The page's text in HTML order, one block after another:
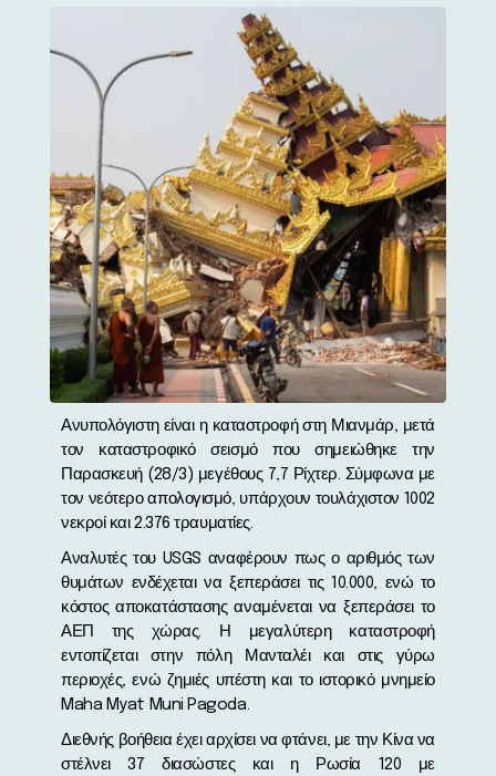
Ανυπολόγιστη είναι η καταστροφή στη Μιανμάρ, μετά
τον καταστροφικό σεισμό που σημειώθηκε την
Παρασκευή (28/3) μεγέθους 7,7 Ρίχτερ. Σύμφωνα με
τον νεότερο απολογισμό, υπάρχουν τουλάχιστον 1002
νεκροί και 2.376 τραυματίες.
Αναλυτές του USGS αναφέρουν πως ο αριθμός των
θυμάτων ενδέχεται να ξεπεράσει τις 10.000, ενώ το
κόστος αποκατάστασης αναμένεται να ξεπεράσει το
ΑΕΠ της χώρας. Η μεγαλύτερη καταστροφή
εντοπίζεται στην πόλη Μανταλέι και στις γύρω
περιοχές, ενώ ζημιές υπέστη και το ιστορικό μνημείο
Maha Myat Muni Pagoda.
Διεθνής βοήθεια έχει αρχίσει να φτάνει, με την Κίνα να
στέλνει 37 διασώστες και η Ρωσία 120 με